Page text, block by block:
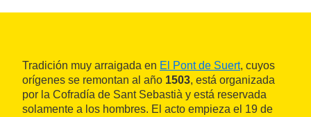
Tradición muy arraigada en El Pont de Suert, cuyos
orígenes se remontan al año 1503, está organizada
por la Cofradía de Sant Sebastià y está reservada
solamente a los hombres. El acto empieza el 19 de